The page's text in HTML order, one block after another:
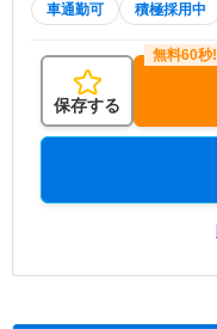
車通勤可 積極採用中
保存する